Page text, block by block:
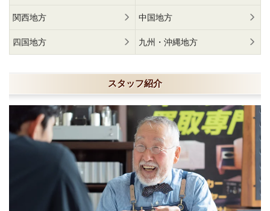
関西地方 中国地方
四国地方 九州・沖縄地方
スタッフ紹介